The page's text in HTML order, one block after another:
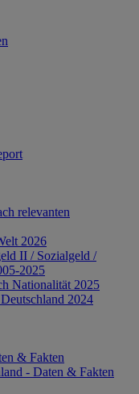
relevanten
2026
II / Sozialgeld /
2025
Nationalität 2025
2024
& Fakten
- Daten & Fakten